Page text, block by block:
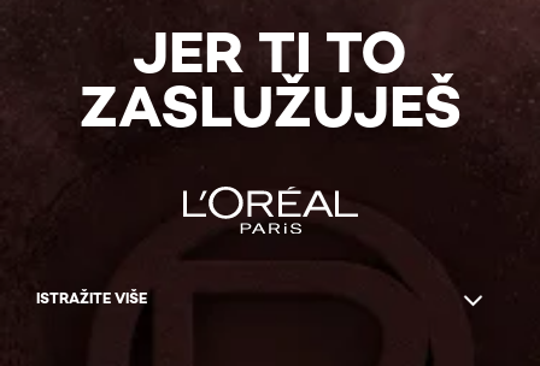
JER TI TO
ZASLUŽUJEŠ
ISTRAŽITE VIŠE